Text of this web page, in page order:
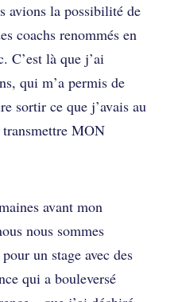
avions la possibilité de
coachs renommés en
C’est là que j’ai
qui m’a permis de
sortir ce que j’avais au
MON
avant mon
nous sommes
un stage avec des
qui a bouleversé